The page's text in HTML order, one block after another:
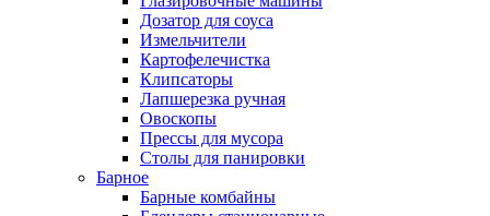
Дозатор для соуса
Измельчители
Картофелечистка
Клипсаторы
Лапшерезка ручная
Овоскопы
Прессы для мусора
Столы для панировки
Барное
Барные комбайны